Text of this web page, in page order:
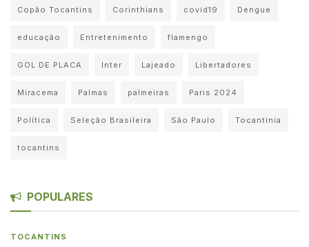
Copão Tocantins Corinthians covid19 Dengue
educação Entretenimento flamengo
GOL DE PLACA Inter Lajeado Libertadores
Miracema Palmas palmeiras Paris 2024
Política Seleção Brasileira São Paulo Tocantinia
tocantins
POPULARES
TOCANTINS